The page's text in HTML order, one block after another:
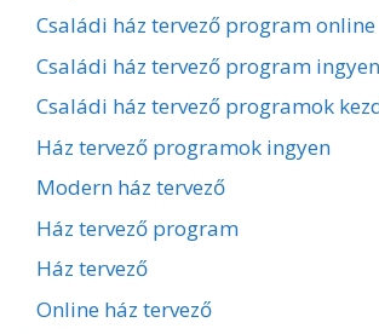
Családi ház tervező program online
Családi ház tervező program ingyen
Családi ház tervező programok
Ház tervező programok ingyen
Modern ház tervező
Ház tervező program
Ház tervező
Online ház tervező